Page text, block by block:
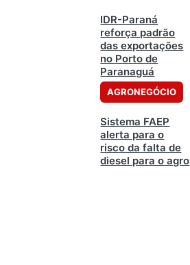
IDR-Paraná
reforça padrão
das exportações
no Porto de
Paranaguá
AGRONEGÓCIO
Sistema FAEP
alerta para o
risco da falta de
diesel para o agro